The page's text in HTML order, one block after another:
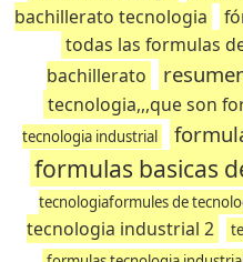
bachillerato tecnologia
todas las formulas
bachillerato
tecnologia,,,que son
tecnologia industrial
formulas basicas
tecnologiaformules de
tecnologia industrial 2